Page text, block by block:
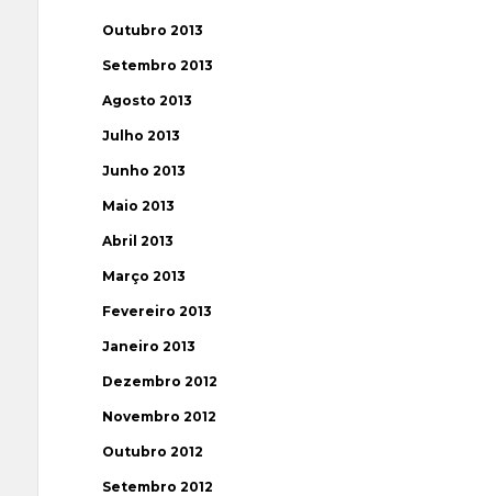
Outubro 2013
Setembro 2013
Agosto 2013
Julho 2013
Junho 2013
Maio 2013
Abril 2013
Março 2013
Fevereiro 2013
Janeiro 2013
Dezembro 2012
Novembro 2012
Outubro 2012
Setembro 2012